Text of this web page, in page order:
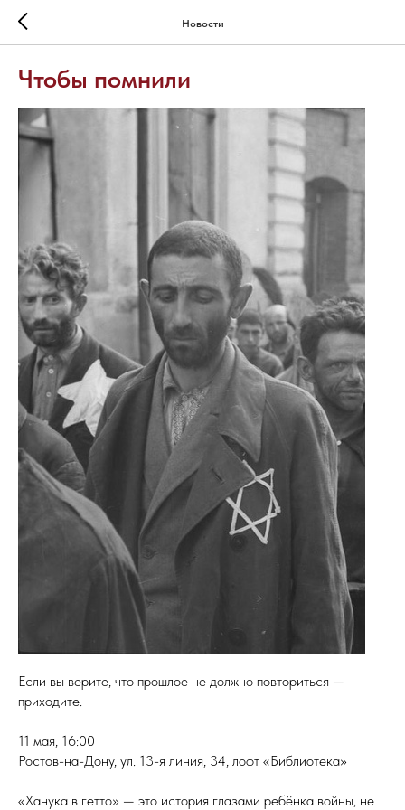
Новости
Чтобы помнили
Если вы верите, что прошлое не должно повториться —
приходите.
11 мая, 16:00
Ростов-на-Дону, ул. 13-я линия, 34, лофт «Библиотека»
«Ханука в гетто» — это история глазами ребёнка войны, не